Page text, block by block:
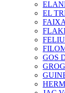
EL
FAIXA
GOS